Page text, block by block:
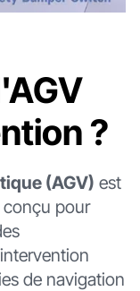
?
(AGV) est
pour
de navigation